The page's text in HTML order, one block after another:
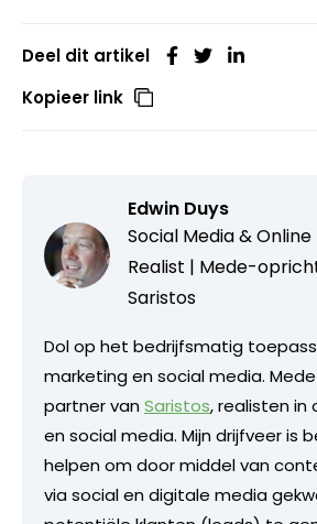
Deel dit artikel
Kopieer link
Edwin Duys
Social Media &
Realist | Mede-
Saristos
Dol op het bedrijfsmatig
marketing en social media.
partner vanSaristos, realisten in
en social media. Mijn drijfveer is
helpen om door middel van
via social en digitale media